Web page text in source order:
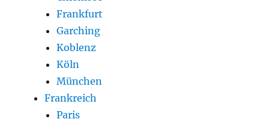
Frankfurt
Garching
Koblenz
Köln
München
Frankreich
Paris